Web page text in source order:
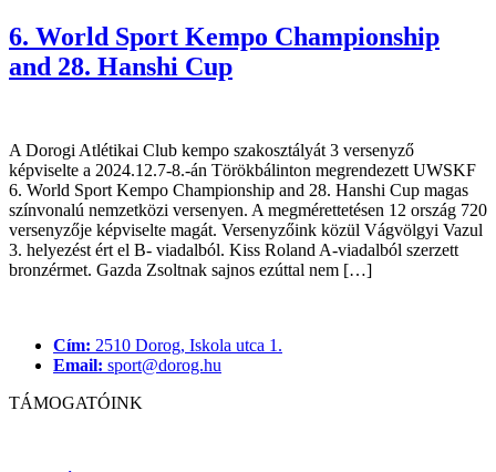
6. World Sport Kempo Championship
and 28. Hanshi Cup
A Dorogi Atlétikai Club kempo szakosztályát 3 versenyző
képviselte a 2024.12.7-8.-án Törökbálinton megrendezett UWSKF
6. World Sport Kempo Championship and 28. Hanshi Cup magas
színvonalú nemzetközi versenyen. A megmérettetésen 12 ország 720
versenyzője képviselte magát. Versenyzőink közül Vágvölgyi Vazul
3. helyezést ért el B- viadalból. Kiss Roland A-viadalból szerzett
bronzérmet. Gazda Zsoltnak sajnos ezúttal nem […]
Cím: 2510 Dorog, Iskola utca 1.
Email: sport@dorog.hu
TÁMOGATÓINK